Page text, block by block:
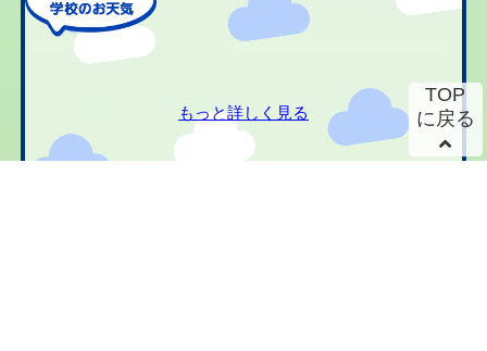
もっと詳しく見る
TOP
に戻る